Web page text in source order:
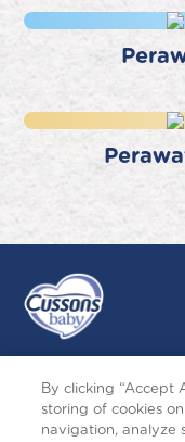
By clicking “Accept
storing of cookies
navigation, analyze